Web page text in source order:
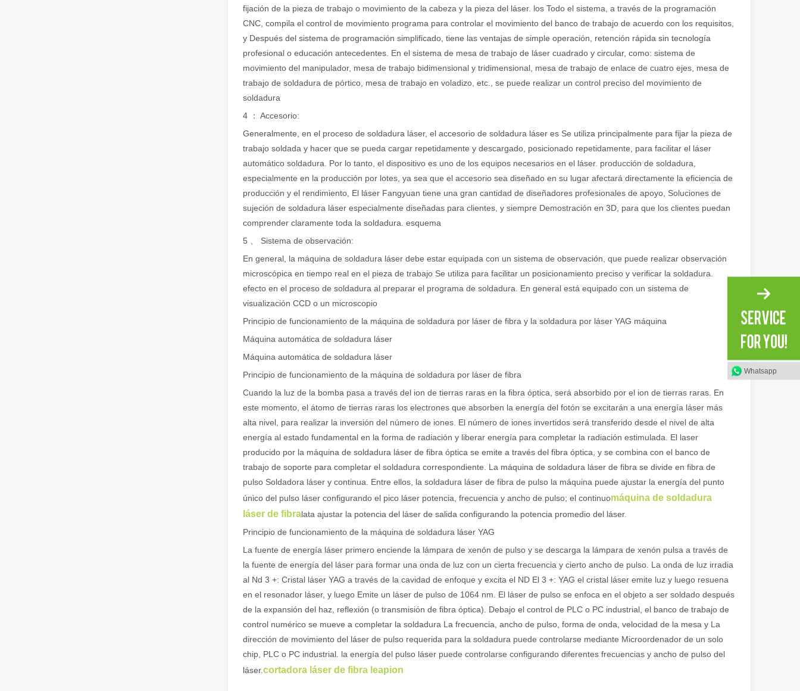
El corte de metal por láser es un método de precisión que se utiliza ampliamente en la fabricación de metales. Puede cortar una amplia gama de materiales con alta precisión y bajo desperdicio.
La soldadura láser ha revolucionado la fabricación moderna con su precisión y eficiencia superiores. Esta avanzada tecnología ofrece importantes ventajas sobre los métodos de soldadura
fijación de la pieza de trabajo o movimiento de la cabeza y la pieza del láser. los Todo el sistema, a través de la programación
CNC, compila el control de movimiento programa para controlar el movimiento del banco de trabajo de acuerdo con los requisitos,
y Después del sistema de programación simplificado, tiene las ventajas de simple operación, retención rápida sin tecnología
profesional o educación antecedentes. En el sistema de mesa de trabajo de láser cuadrado y circular, como: sistema de
movimiento del manipulador, mesa de trabajo bidimensional y tridimensional, mesa de trabajo de enlace de cuatro ejes, mesa de
trabajo de soldadura de pórtico, mesa de trabajo en voladizo, etc., se puede realizar un control preciso del movimiento de
soldadura
4 ： Accesorio:
Generalmente, en el proceso de soldadura láser, el accesorio de soldadura láser es Se utiliza principalmente para fijar la pieza de
trabajo soldada y hacer que se pueda cargar repetidamente y descargado, posicionado repetidamente, para facilitar el láser
automático soldadura. Por lo tanto, el dispositivo es uno de los equipos necesarios en el láser. producción de soldadura,
especialmente en la producción por lotes, ya sea que el accesorio sea diseñado en su lugar afectará directamente la eficiencia de
producción y el rendimiento, El láser Fangyuan tiene una gran cantidad de diseñadores profesionales de apoyo, Soluciones de
sujeción de soldadura láser especialmente diseñadas para clientes, y siempre Demostración en 3D, para que los clientes puedan
comprender claramente toda la soldadura. esquema
5 、 Sistema de observación:
En general, la máquina de soldadura láser debe estar equipada con un sistema de observación, que puede realizar observación
microscópica en tiempo real en el pieza de trabajo Se utiliza para facilitar un posicionamiento preciso y verificar la soldadura.
efecto en el proceso de soldadura al preparar el programa de soldadura. En general está equipado con un sistema de
visualización CCD o un microscopio
Principio de funcionamiento de la máquina de soldadura por láser de fibra y la soldadura por láser YAG máquina
Máquina automática de soldadura láser
Máquina automática de soldadura láser
Principio de funcionamiento de la máquina de soldadura por láser de fibra
Cuando la luz de la bomba pasa a través del ion de tierras raras en la fibra óptica, será absorbido por el ion de tierras raras. En
este momento, el átomo de tierras raras los electrones que absorben la energía del fotón se excitarán a una energía láser más
alta nivel, para realizar la inversión del número de iones. El número de iones invertidos será transferido desde el nivel de alta
energía al estado fundamental en la forma de radiación y liberar energía para completar la radiación estimulada. El laser
producido por la máquina de soldadura láser de fibra óptica se emite a través del fibra óptica, y se combina con el banco de
trabajo de soporte para completar el soldadura correspondiente. La máquina de soldadura láser de fibra se divide en fibra de
pulso Soldadora láser y continua. Entre ellos, la soldadura láser de fibra de pulso la máquina puede ajustar la energía del punto
único del pulso láser configurando el pico láser potencia, frecuencia y ancho de pulso; el continuomáquina de soldadura
láser de fibralata ajustar la potencia del láser de salida configurando la potencia promedio del láser.
Principio de funcionamiento de la máquina de soldadura láser YAG
La fuente de energía láser primero enciende la lámpara de xenón de pulso y se descarga la lámpara de xenón pulsa a través de
la fuente de energía del láser para formar una onda de luz con un cierta frecuencia y cierto ancho de pulso. La onda de luz irradia
al Nd 3 +: Cristal láser YAG a través de la cavidad de enfoque y excita el ND El 3 +: YAG el cristal láser emite luz y luego resuena
en el resonador láser, y luego Emite un láser de pulso de 1064 nm. El láser de pulso se enfoca en el objeto a ser soldado después
de la expansión del haz, reflexión (o transmisión de fibra óptica). Debajo el control de PLC o PC industrial, el banco de trabajo de
control numérico se mueve a completar la soldadura La frecuencia, ancho de pulso, forma de onda, velocidad de la mesa y La
dirección de movimiento del láser de pulso requerida para la soldadura puede controlarse mediante Microordenador de un solo
chip, PLC o PC industrial. la energía del pulso láser puede controlarse configurando diferentes frecuencias y ancho de pulso del
láser.cortadora láser de fibra leapion
Whatsapp